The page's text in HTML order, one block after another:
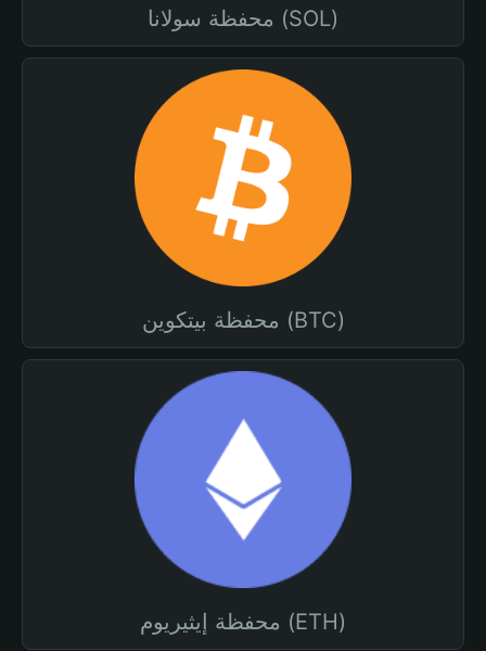
محفظة سولانا (SOL)
محفظة بيتكوين (BTC)
محفظة إيثيريوم (ETH)